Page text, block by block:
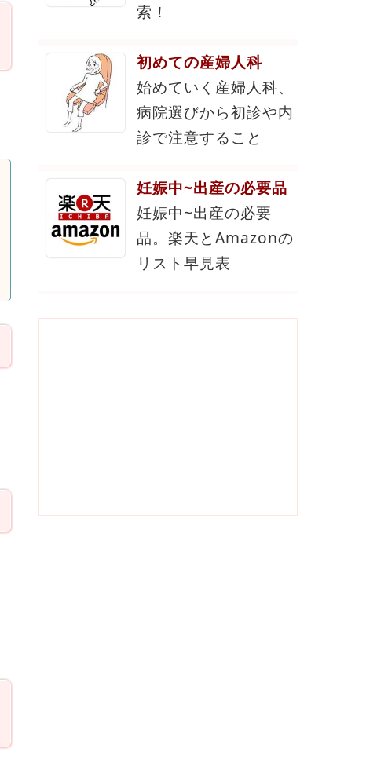
索！
初めての産婦人科
始めていく産婦人科、
病院選びから初診や内
診で注意すること
妊娠中~出産の必要品
妊娠中~出産の必要
品。楽天とAmazonの
リスト早見表